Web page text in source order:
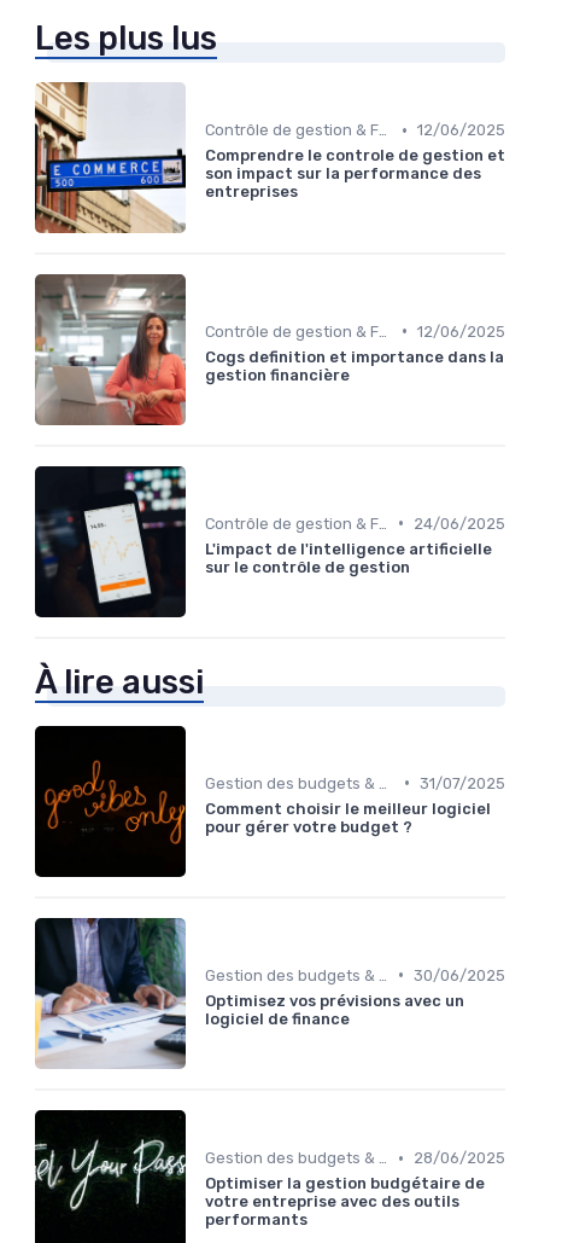
Les plus lus
Contrôle de gestion & FP&A • 12/06/2025
Comprendre le controle de gestion et
son impact sur la performance des
entreprises
• 12/06/2025
Cogs definition et importance dans la
gestion financière
•
24/06/2025
L'impact de l'intelligence artificielle
sur le contrôle de gestion
À lire aussi
• 31/07/2025
Comment choisir le meilleur logiciel
pour gérer votre budget ?
• 30/06/2025
Optimisez vos prévisions avec un
logiciel de finance
Gestion des budgets & prévisions •
28/06/2025
Optimiser la gestion budgétaire de
votre entreprise avec des outils
performants